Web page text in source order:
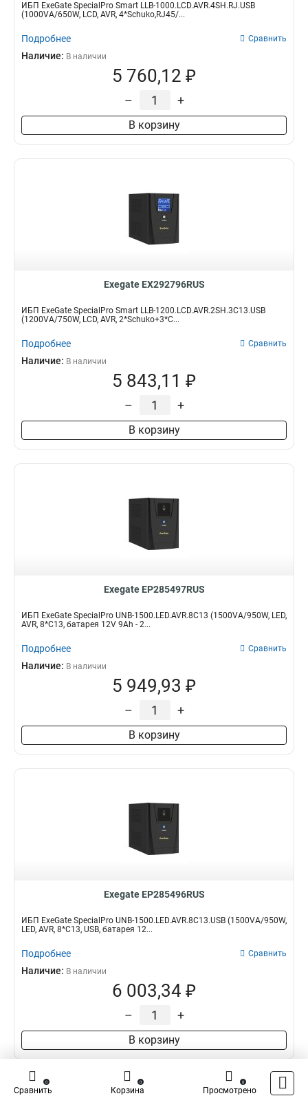
ИБП ExeGate SpecialPro Smart LLB-1000.LCD.AVR.4SH.RJ.USB
(1000VA/650W, LCD, AVR, 4*Schuko,RJ45/...
Подробнее Сравнить
Наличие: В наличии
5 760,12 ₽
– +
В корзину
Exegate EX292796RUS
ИБП ExeGate SpecialPro Smart LLB-1200.LCD.AVR.2SH.3C13.USB
(1200VA/750W, LCD, AVR, 2*Schuko+3*C...
Подробнее Сравнить
Наличие: В наличии
5 843,11 ₽
– +
В корзину
Exegate EP285497RUS
ИБП ExeGate SpecialPro UNB-1500.LED.AVR.8C13 (1500VA/950W, LED,
AVR, 8*C13, батарея 12V 9Ah - 2...
Подробнее Сравнить
Наличие: В наличии
5 949,93 ₽
– +
В корзину
Exegate EP285496RUS
ИБП ExeGate SpecialPro UNB-1500.LED.AVR.8C13.USB (1500VA/950W,
LED, AVR, 8*C13, USB, батарея 12...
Подробнее Сравнить
Наличие: В наличии
6 003,34 ₽
– +
В корзину
Сравнить
0
Корзина
0
Просмотрено
0